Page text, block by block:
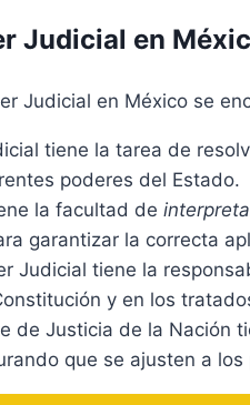
Judicial en
Judicial en México se
tiene la tarea de
poderes del Estado.
la facultad de
garantizar la correcta
Judicial tiene la
y en los
de Justicia de la Nación
que se ajusten a